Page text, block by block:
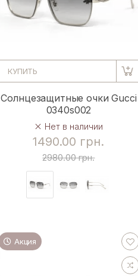
КУПИТЬ
Солнцезащитные очки Gucci
0340s002
Нет в наличии
1490.00 грн.
2980.00 грн.
Акция